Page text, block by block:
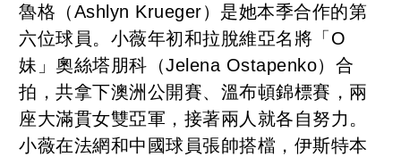
魯格（Ashlyn Krueger）是她本季合作的第
六位球員。小薇年初和拉脫維亞名將「O
妹」奧絲塔朋科（Jelena Ostapenko）合
拍，共拿下澳洲公開賽、溫布頓錦標賽，兩
座大滿貫女雙亞軍，接著兩人就各自努力。
小薇在法網和中國球員張帥搭檔，伊斯特本